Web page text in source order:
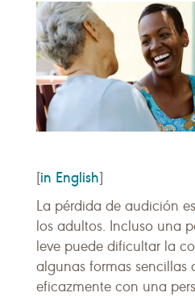
[in English]
La pérdida de audición
los adultos. Incluso una
leve puede dificultar la
algunas formas sencillas
eficazmente con una